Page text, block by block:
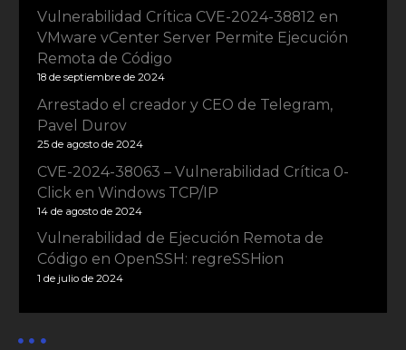
Vulnerabilidad Crítica CVE-2024-38812 en
VMware vCenter Server Permite Ejecución
Remota de Código
18 de septiembre de 2024
Arrestado el creador y CEO de Telegram,
Pavel Durov
25 de agosto de 2024
CVE-2024-38063 – Vulnerabilidad Crítica 0-
Click en Windows TCP/IP
14 de agosto de 2024
Vulnerabilidad de Ejecución Remota de
Código en OpenSSH: regreSSHion
1 de julio de 2024